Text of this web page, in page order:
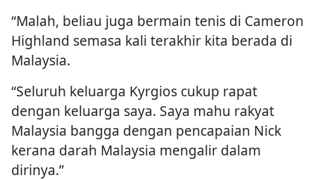
“Malah, beliau juga bermain tenis di Cameron
Highland semasa kali terakhir kita berada di
Malaysia.
“Seluruh keluarga Kyrgios cukup rapat
dengan keluarga saya. Saya mahu rakyat
Malaysia bangga dengan pencapaian Nick
kerana darah Malaysia mengalir dalam
dirinya.”